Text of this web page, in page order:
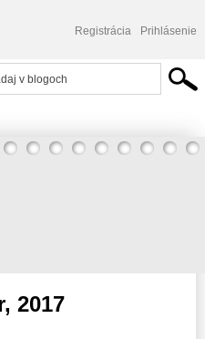
Registrácia Prihlásenie
pre Dúbravčanov. ..
2017